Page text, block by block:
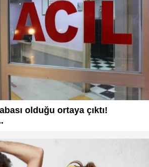
olduğu ortaya çıktı!